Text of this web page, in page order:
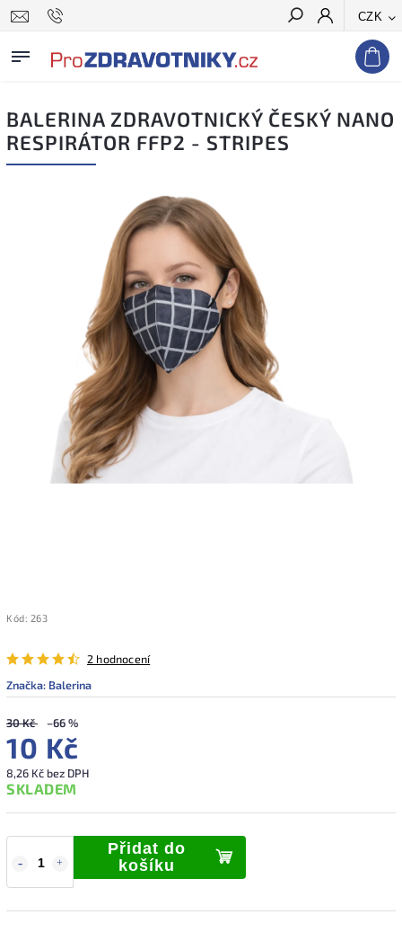
CZK
Hledat
BALERINA ZDRAVOTNICKÝ ČESKÝ NANO
RESPIRÁTOR FFP2 - STRIPES
Kód: 263
2 hodnocení
Značka: Balerina
30 Kč –66 %
10 Kč
8,26 Kč bez DPH
SKLADEM
Přidat do
košíku